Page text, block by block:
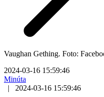
Vaughan Gething. Foto:
2024-03-16 15:59:46
Minúta
|
2024-03-16 15:59:46